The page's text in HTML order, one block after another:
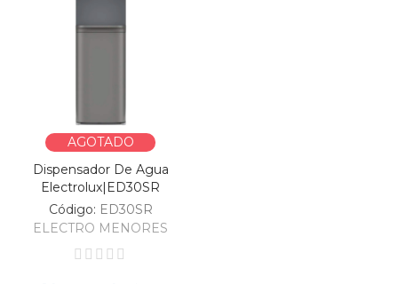
AGOTADO
Dispensador De Agua
Electrolux|ED30SR
Código: ED30SR
ELECTRO MENORES